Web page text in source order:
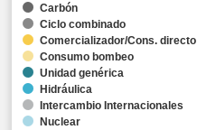
Carbón
Ciclo combinado
Comercializador/Cons. directo
Consumo bombeo
Unidad genérica
Hidráulica
Intercambio Internacionales
Nuclear